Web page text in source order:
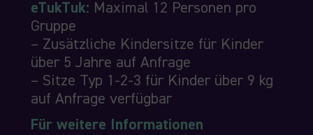
eTukTuk: Maximal 12 Personen pro
Gruppe
– Zusätzliche Kindersitze für Kinder
über 5 Jahre auf Anfrage
– Sitze Typ 1-2-3 für Kinder über 9 kg
auf Anfrage verfügbar
Für weitere Informationen